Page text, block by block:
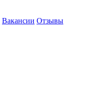
Вакансии Отзывы